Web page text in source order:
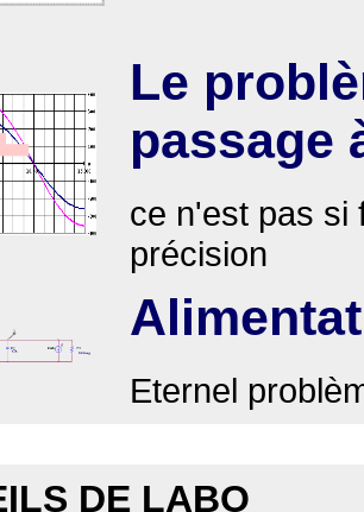
Le
passage
ce n'est pas si
précision
Eternel
DE LABO